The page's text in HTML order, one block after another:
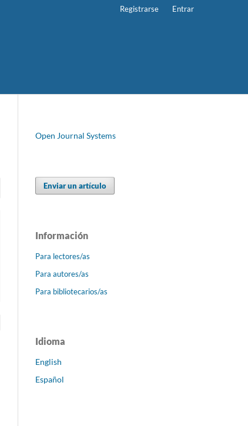
Registrarse Entrar
Open Journal Systems
Enviar un artículo
Información
Para lectores/as
Para autores/as
Para bibliotecarios/as
Idioma
English
Español